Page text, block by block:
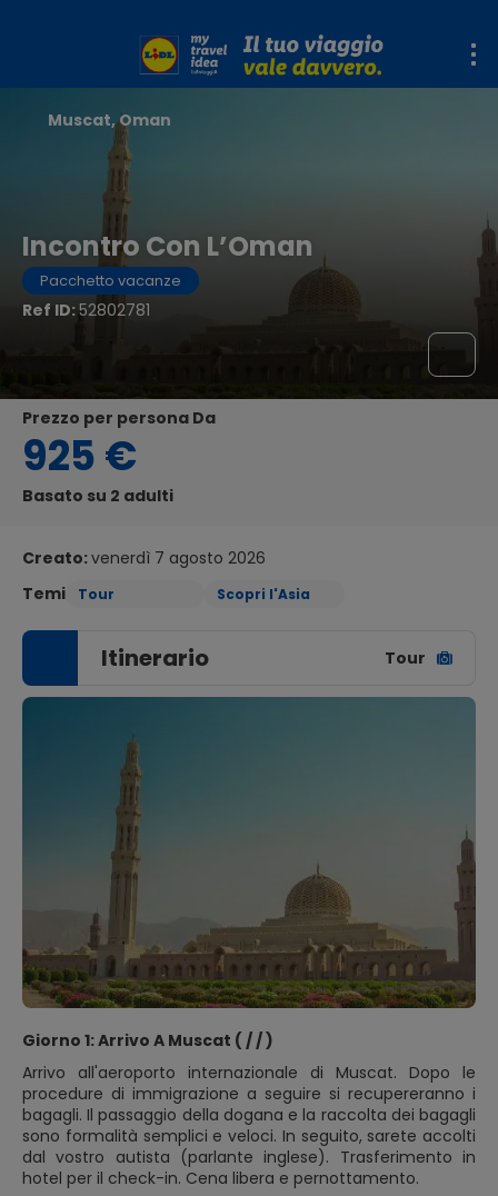
Incontro Con L’Oman
Pacchetto vacanze
Ref ID:52802781
Muscat, Oman
Prezzo per persona Da
925 €
Basato su 2 adulti
Creato:venerdì 7 agosto 2026
Temi
Tour Scopri l'Asia
Itinerario Tour
Giorno 1: Arrivo A Muscat ( / / )
Arrivo all'aeroporto internazionale di Muscat. Dopo le
procedure di immigrazione a seguire si recupereranno i
bagagli. Il passaggio della dogana e la raccolta dei bagagli
sono formalità semplici e veloci. In seguito, sarete accolti
dal vostro autista (parlante inglese). Trasferimento in
hotel per il check-in. Cena libera e pernottamento.